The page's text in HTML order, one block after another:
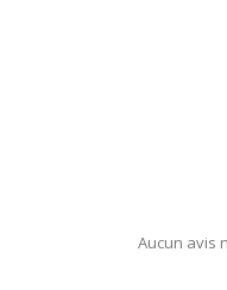
Aucun avis